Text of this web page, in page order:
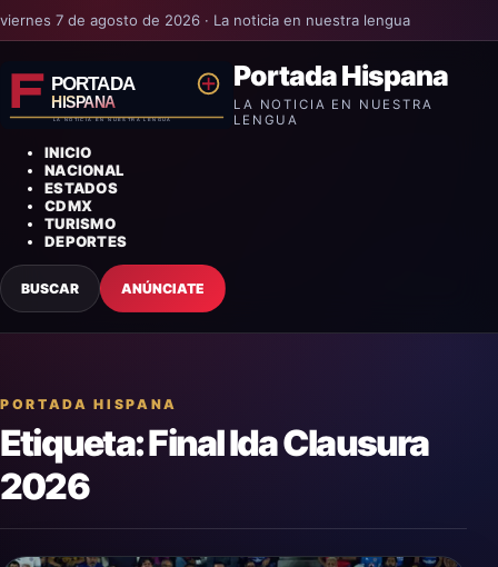
viernes 7 de agosto de 2026 · La noticia en nuestra lengua
Portada Hispana
LA NOTICIA EN NUESTRA
LENGUA
INICIO
NACIONAL
ESTADOS
CDMX
TURISMO
DEPORTES
BUSCAR ANÚNCIATE
PORTADA HISPANA
Etiqueta:Final Ida Clausura
2026